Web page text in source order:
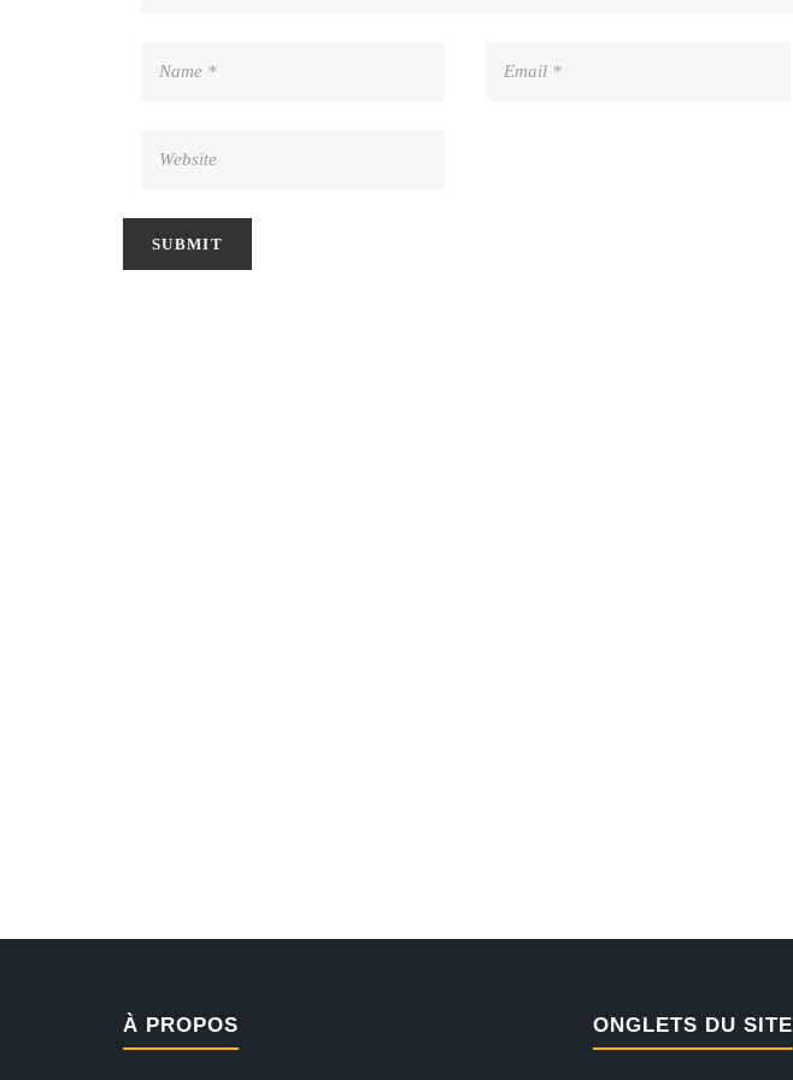
À PROPOS ONGLETS DU SITE